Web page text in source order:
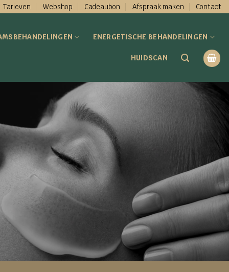
Tarieven Webshop Cadeaubon Afspraak maken Contact
ENERGETISCHE BEHANDELINGEN
HUIDSCAN